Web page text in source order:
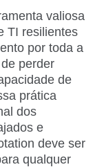
valiosa
TI resilientes
por toda a
perder
de
prática
dos
e
deve ser
qualquer